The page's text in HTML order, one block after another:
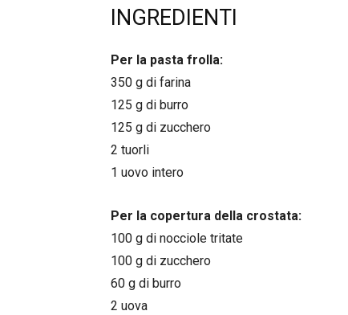
INGREDIENTI
Per la pasta frolla:
350 g di farina
125 g di burro
125 g di zucchero
2 tuorli
1 uovo intero
Per la copertura della crostata:
100 g di nocciole tritate
100 g di zucchero
60 g di burro
2 uova